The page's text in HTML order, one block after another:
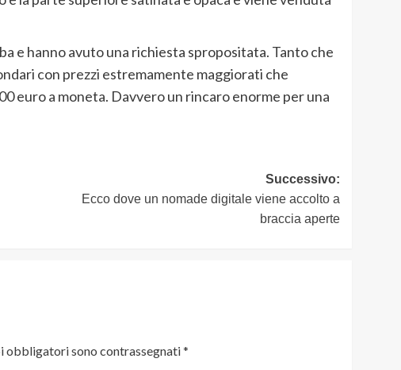
e hanno avuto una richiesta spropositata. Tanto che
con prezzi estremamente maggiorati che
euro a moneta. Davvero un rincaro enorme per una
Successivo:
Ecco dove un nomade digitale viene accolto a
braccia aperte
obbligatori sono contrassegnati*